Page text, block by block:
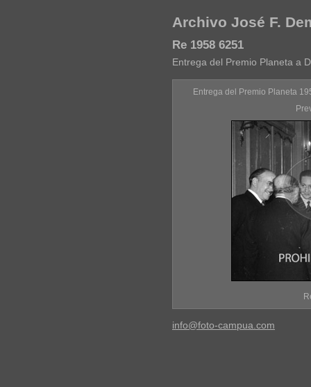
Archivo José F.
Re 1958 6251
Entrega del Premio Planeta a
Entrega del Premio Planeta
info@foto-campua.com